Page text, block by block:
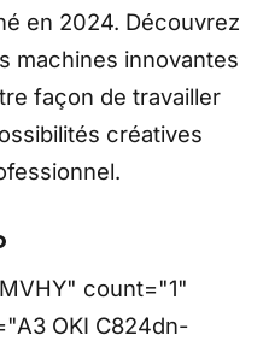
en 2024. Découvrez
machines innovantes
façon de travailler
créatives
count="1"
OKI C824dn-